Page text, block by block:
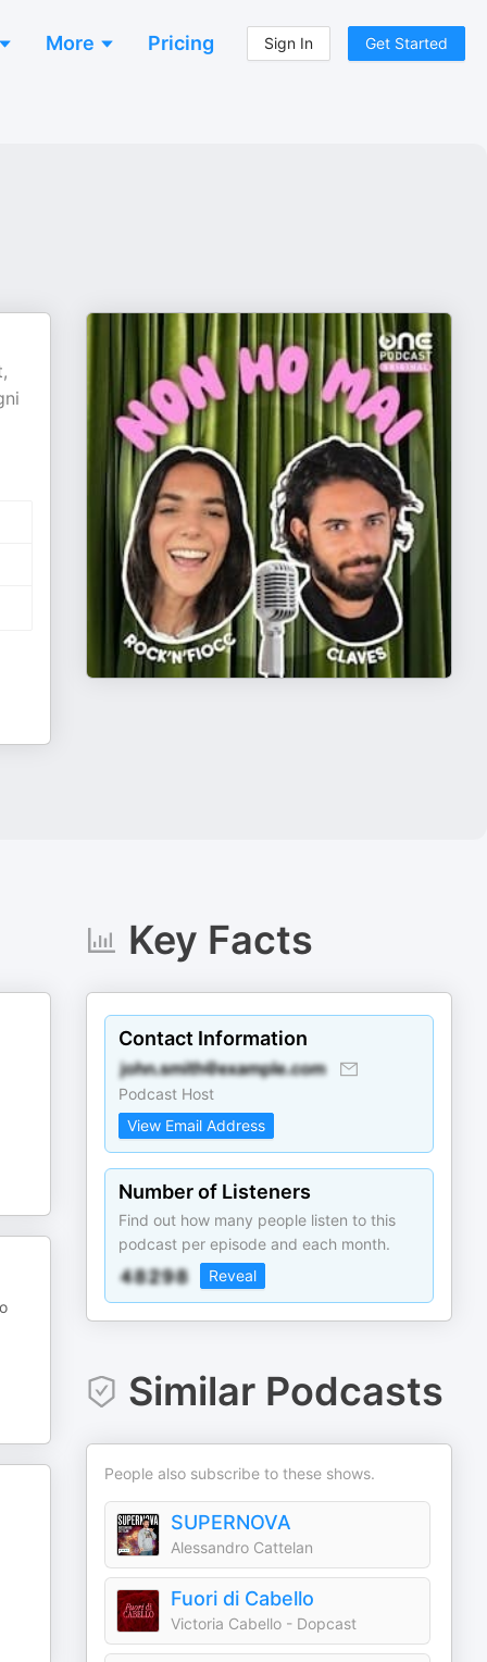
More Pricing Sign In Get Started
Key Facts
Contact Information
Podcast Host
View Email Address
Number of Listeners
Find out how many people listen to this
podcast per episode and each month.
Reveal
Similar Podcasts
People also subscribe to these shows.
SUPERNOVA
Alessandro Cattelan
Fuori di Cabello
Victoria Cabello - Dopcast